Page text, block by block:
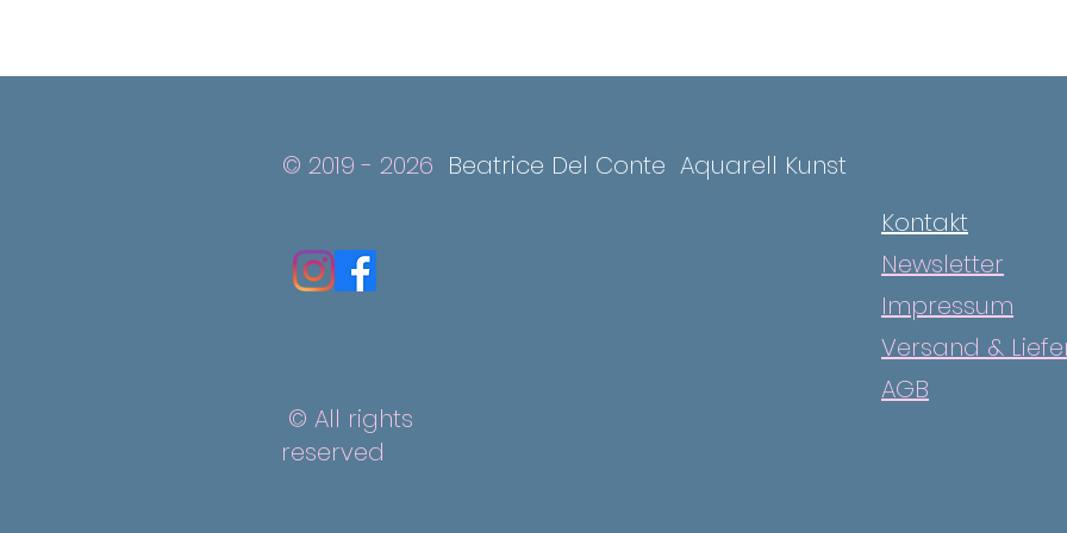
© 2019 - 2026 Beatrice Del Conte Aquarell Kunst
© All rights
reserved
Kontakt
Newsletter
Impressum
Versand &
AGB